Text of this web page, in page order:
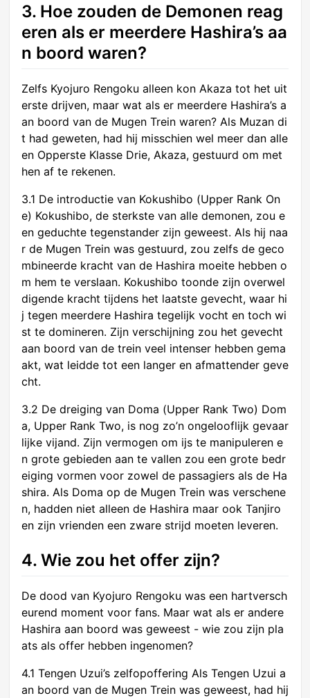
3. Hoe zouden de Demonen reag
eren als er meerdere Hashira’s aa
n boord waren?
Zelfs Kyojuro Rengoku alleen kon Akaza tot het uit
erste drijven, maar wat als er meerdere Hashira’s a
an boord van de Mugen Trein waren? Als Muzan di
t had geweten, had hij misschien wel meer dan alle
en Opperste Klasse Drie, Akaza, gestuurd om met
hen af te rekenen.
3.1 De introductie van Kokushibo (Upper Rank On
e) Kokushibo, de sterkste van alle demonen, zou e
en geduchte tegenstander zijn geweest. Als hij naa
r de Mugen Trein was gestuurd, zou zelfs de geco
mbineerde kracht van de Hashira moeite hebben o
m hem te verslaan. Kokushibo toonde zijn overwel
digende kracht tijdens het laatste gevecht, waar hi
j tegen meerdere Hashira tegelijk vocht en toch wi
st te domineren. Zijn verschijning zou het gevecht
aan boord van de trein veel intenser hebben gema
akt, wat leidde tot een langer en afmattender geve
cht.
3.2 De dreiging van Doma (Upper Rank Two) Dom
a, Upper Rank Two, is nog zo’n ongelooflijk gevaar
lijke vijand. Zijn vermogen om ijs te manipuleren e
n grote gebieden aan te vallen zou een grote bedr
eiging vormen voor zowel de passagiers als de Ha
shira. Als Doma op de Mugen Trein was verschene
n, hadden niet alleen de Hashira maar ook Tanjiro
en zijn vrienden een zware strijd moeten leveren.
4. Wie zou het offer zijn?
De dood van Kyojuro Rengoku was een hartversch
eurend moment voor fans. Maar wat als er andere
Hashira aan boord was geweest - wie zou zijn pla
ats als offer hebben ingenomen?
4.1 Tengen Uzui’s zelfopoffering Als Tengen Uzui a
an boord van de Mugen Trein was geweest, had hij